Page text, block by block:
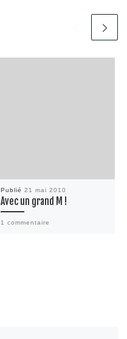
Publié21 mai 2010
Avec un grand M !
1 commentaire